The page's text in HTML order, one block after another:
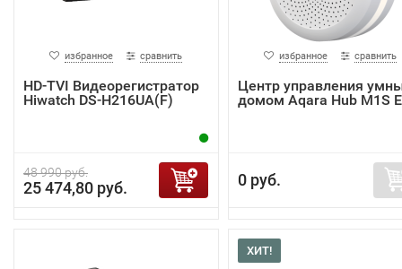
избранное сравнить
HD-TVI Видеорегистратор
Hiwatch DS-H216UA(F)
48 990 руб.
25 474,80 руб.
избранное сравнить
Центр управления
домом Aqara Hub M1S
0 руб.
ХИТ!